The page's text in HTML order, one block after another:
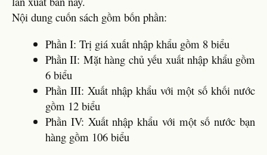
Nội dung cuốn sách gồm bốn phần:
Phần I: Trị giá xuất nhập khẩu gồm 8 biểu
Phần II: Mặt hàng chủ yếu xuất nhập khẩu gồm
6 biểu
Phần III: Xuất nhập khẩu với một số khối nước
gồm 12 biểu
Phần IV: Xuất nhập khẩu với một số nước bạn
hàng gồm 106 biểu